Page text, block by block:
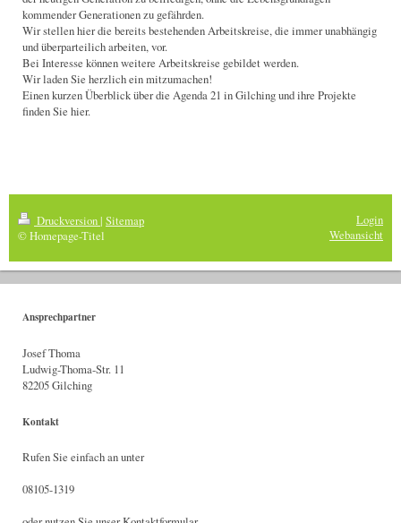
kommender Generationen zu gefährden.
Wir stellen hier die bereits bestehenden Arbeitskreise, die immer unabhängig
und überparteilich arbeiten, vor.
Bei Interesse können weitere Arbeitskreise gebildet werden.
Wir laden Sie herzlich ein mitzumachen!
Einen kurzen Überblick über die Agenda 21 in Gilching und ihre Projekte
finden Sie hier.
Druckversion| Sitemap
© Homepage-Titel
Login
Webansicht
Ansprechpartner
Josef Thoma
Ludwig-Thoma-Str. 11
82205 Gilching
Kontakt
Rufen Sie einfach an unter
08105-1319